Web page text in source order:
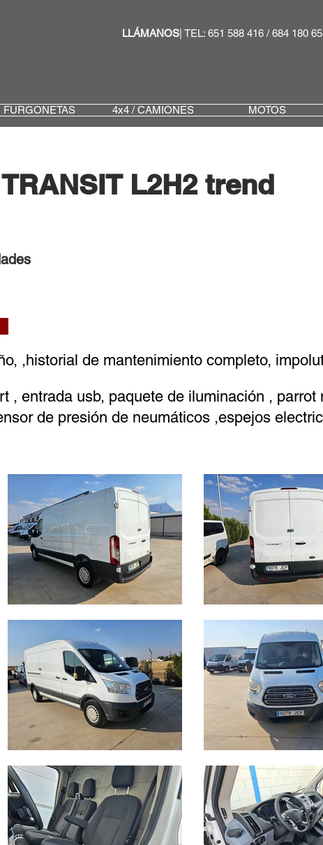
LLÁMANOS | TEL: 651 588 416 / 684 180
FURGONETAS 4x4 / CAMIONES MOTOS
L2H2 trend
,historial de mantenimiento completo,
, entrada usb, paquete de iluminación , parrot
de presión de neumáticos ,espejos